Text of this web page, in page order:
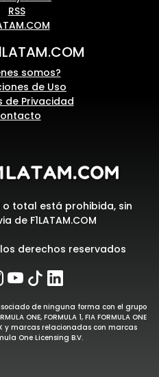
RSS
somos?
de Uso
de Privacidad
total está prohibida, sin
de F1LATAM.COM
derechos reservados
de ninguna forma con el grupo
ONE, FORMULA 1, FIA FORMULA ONE
y marcas relacionadas con marcas
One Licensing B.V.